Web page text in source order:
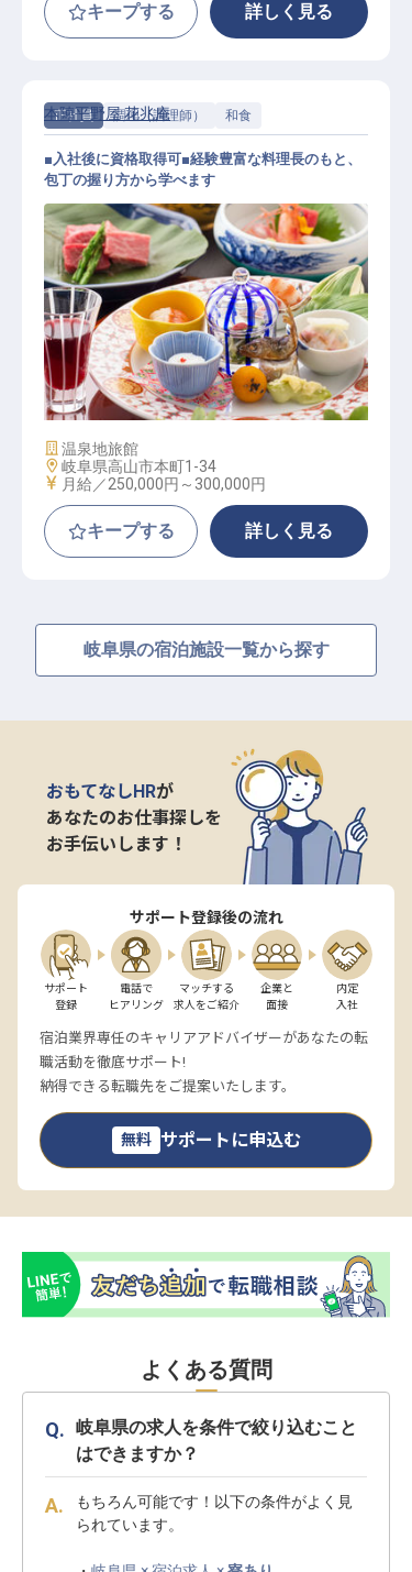
キープする 詳しく見る
正社員 調理（調理師） 和食
和食調理│希望休OK／賞与年3回／
単身・家族寮／未経験OK
本陣平野屋 花兆庵
■入社後に資格取得可■経験豊富な料理長のもと、
包丁の握り方から学べます
施設業態
温泉地旅館
勤務地
岐阜県高山市本町1-34
給与
月給／250,000円～ 300,000円
キープする 詳しく見る
岐阜県の宿泊施設一覧から探す
おもてなしHRが
あなたのお仕事探しを
お手伝いします！
サポート登録後の流れ
サポート
登録
電話で
ヒアリング
マッチする
求人をご紹介
企業と
面接
内定
入社
宿泊業界専任のキャリアアドバイザーがあなたの転
職活動を徹底サポート!
納得できる転職先をご提案いたします。
無料 サポートに申込む
よくある質問
岐阜県の求人を条件で絞り込むこと
はできますか？
もちろん可能です！以下の条件がよく見
られています。